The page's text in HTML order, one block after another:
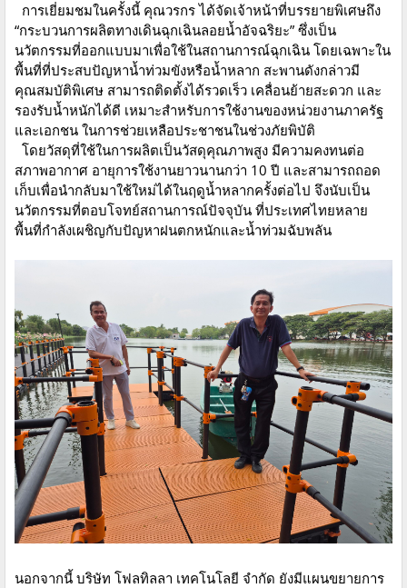
การเยี่ยมชมในครั้งนี้ คุณวรกร ได้จัดเจ้าหน้าที่บรรยายพิเศษถึง
“กระบวนการผลิตทางเดินฉุกเฉินลอยน้ำอัจฉริยะ” ซึ่งเป็น
นวัตกรรมที่ออกแบบมาเพื่อใช้ในสถานการณ์ฉุกเฉิน โดยเฉพาะใน
พื้นที่ที่ประสบปัญหาน้ำท่วมขังหรือน้ำหลาก สะพานดังกล่าวมี
คุณสมบัติพิเศษ สามารถติดตั้งได้รวดเร็ว เคลื่อนย้ายสะดวก และ
รองรับน้ำหนักได้ดี เหมาะสำหรับการใช้งานของหน่วยงานภาครัฐ
และเอกชน ในการช่วยเหลือประชาชนในช่วงภัยพิบัติ
โดยวัสดุที่ใช้ในการผลิตเป็นวัสดุคุณภาพสูง มีความคงทนต่อ
สภาพอากาศ อายุการใช้งานยาวนานกว่า 10 ปี และสามารถถอด
เก็บเพื่อนำกลับมาใช้ใหม่ได้ในฤดูน้ำหลากครั้งต่อไป จึงนับเป็น
นวัตกรรมที่ตอบโจทย์สถานการณ์ปัจจุบัน ที่ประเทศไทยหลาย
พื้นที่กำลังเผชิญกับปัญหาฝนตกหนักและน้ำท่วมฉับพลัน
นอกจากนี้ บริษัท โฟลทิลลา เทคโนโลยี จำกัด ยังมีแผนขยายการ